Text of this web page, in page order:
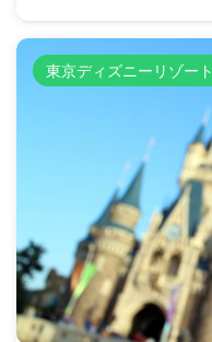
東京ディズニーリゾート